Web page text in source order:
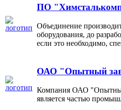
ПО
Объединение
оборудования, до
если это необходимо,
ОАО "Опытный
Компания ОАО "Опытный
является частью